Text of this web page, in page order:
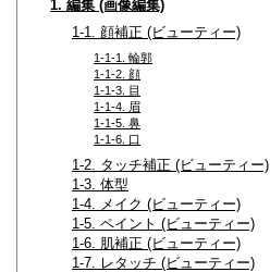
1. 編集 (画像編集)
1-1. 顔補正 (ビューティー)
1-1-1. 輪郭
1-1-2. 顔
1-1-3. 目
1-1-4. 眉
1-1-5. 鼻
1-1-6. 口
1-2. タッチ補正 (ビューティー)
1-3. 体型
1-4. メイク (ビューティー)
1-5. ペイント (ビューティー)
1-6. 肌補正 (ビューティー)
1-7. レタッチ (ビューティー)